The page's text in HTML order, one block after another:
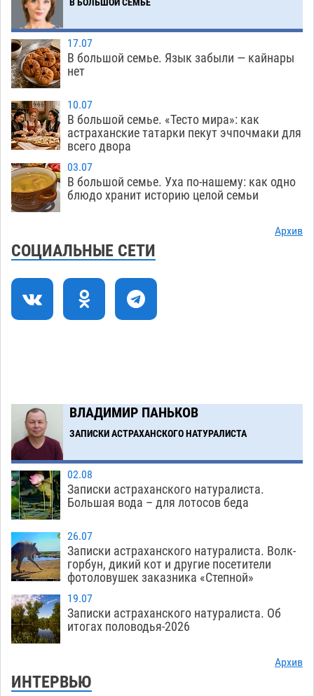
10:51
гандболисты крупно проиграли пермякам
09:00
Лидеры чеченской диаспоры в Астрахани
осудили выходку молодого лихача с улицы
Никольской
18:00
Завтра астраханцы проведут день в режиме
экстремальной температурной нагрузки
17:09
Астраханский котлован с мусором угрожает
плодородию Харабалинского района
562
16:24
Игорь Редькин проинспектировал
земельного массива для льготников
14:44
Астраханские кутилы сменили барные стойки
на полицейские дежурки
17.07
В большой семье. Язык забыли — кайнары
нет
10.07
В большой семье. «Тесто мира»: как
астраханские татарки пекут эчпочмаки для
всего двора
03.07
В большой семье. Уха по-нашему: как одно
блюдо хранит историю целой семьи
Архив
СОЦИАЛЬНЫЕ СЕТИ
ВЛАДИМИР ПАНЬКОВ
ЗАПИСКИ АСТРАХАНСКОГО НАТУРАЛИСТА
02.08
Записки астраханского натуралиста.
Большая вода – для лотосов беда
26.07
Записки астраханского натуралиста. Волк-
горбун, дикий кот и другие посетители
фотоловушек заказника «Степной»
19.07
Записки астраханского натуралиста. Об
итогах половодья-2026
Архив
ИНТЕРВЬЮ